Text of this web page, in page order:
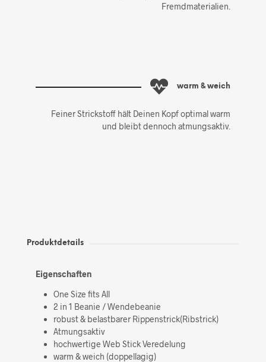
Fremdmaterialien.
warm & weich
Feiner Strickstoff hält Deinen Kopf optimal warm
und bleibt dennoch atmungsaktiv.
Produktdetails
Eigenschaften
One Size fits All
2 in 1 Beanie / Wendebeanie
robust & belastbarer Rippenstrick(Ribstrick)
Atmungsaktiv
hochwertige Web Stick Veredelung
warm & weich (doppellagig)